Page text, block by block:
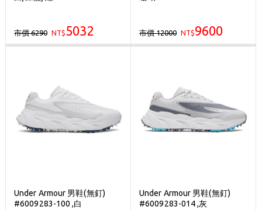
市價 6290 NT$5032 市價 12000 NT$9600
Under Armour 男鞋(無釘)
#6009283-100 ,白
Under Armour 男鞋(無釘)
#6009283-014 ,灰